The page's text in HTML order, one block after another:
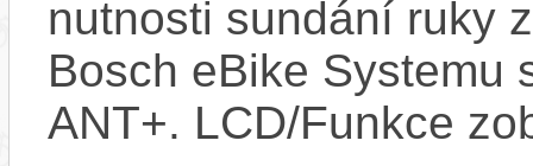
nutnosti sundání ruky
Bosch eBike Systemu
ANT+. LCD/Funkce